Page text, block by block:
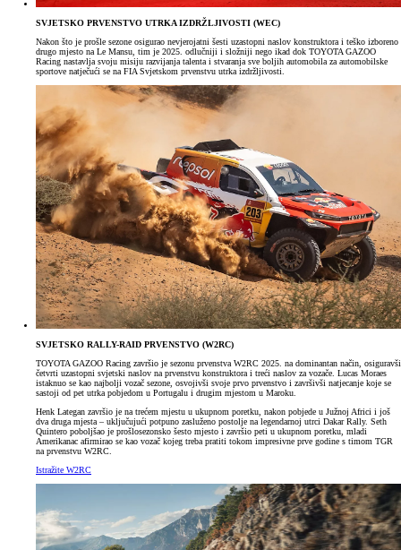
SVJETSKO PRVENSTVO UTRKA IZDRŽLJIVOSTI (WEC)
Nakon što je prošle sezone osigurao nevjerojatni šesti uzastopni naslov konstruktora i teško izboreno
drugo mjesto na Le Mansu, tim je 2025. odlučniji i složniji nego ikad dok TOYOTA GAZOO
Racing nastavlja svoju misiju razvijanja talenta i stvaranja sve boljih automobila za automobilske
sportove natječući se na FIA Svjetskom prvenstvu utrka izdržljivosti.
SVJETSKO RALLY-RAID PRVENSTVO (W2RC)
TOYOTA GAZOO Racing završio je sezonu prvenstva W2RC 2025. na dominantan način, osiguravši
četvrti uzastopni svjetski naslov na prvenstvu konstruktora i treći naslov za vozače. Lucas Moraes
istaknuo se kao najbolji vozač sezone, osvojivši svoje prvo prvenstvo i završivši natjecanje koje se
sastoji od pet utrka pobjedom u Portugalu i drugim mjestom u Maroku.
Henk Lategan završio je na trećem mjestu u ukupnom poretku, nakon pobjede u Južnoj Africi i još
dva druga mjesta – uključujući potpuno zasluženo postolje na legendarnoj utrci Dakar Rally. Seth
Quintero poboljšao je prošlosezonsko šesto mjesto i završio peti u ukupnom poretku, mladi
Amerikanac afirmirao se kao vozač kojeg treba pratiti tokom impresivne prve godine s timom TGR
na prvenstvu W2RC.
Istražite W2RC